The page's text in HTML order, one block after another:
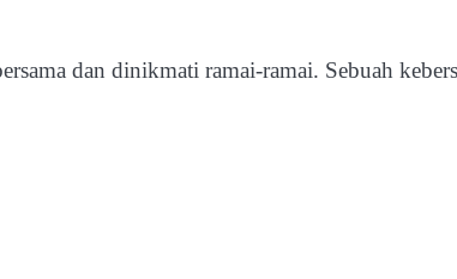
dan dinikmati ramai-ramai. Sebuah